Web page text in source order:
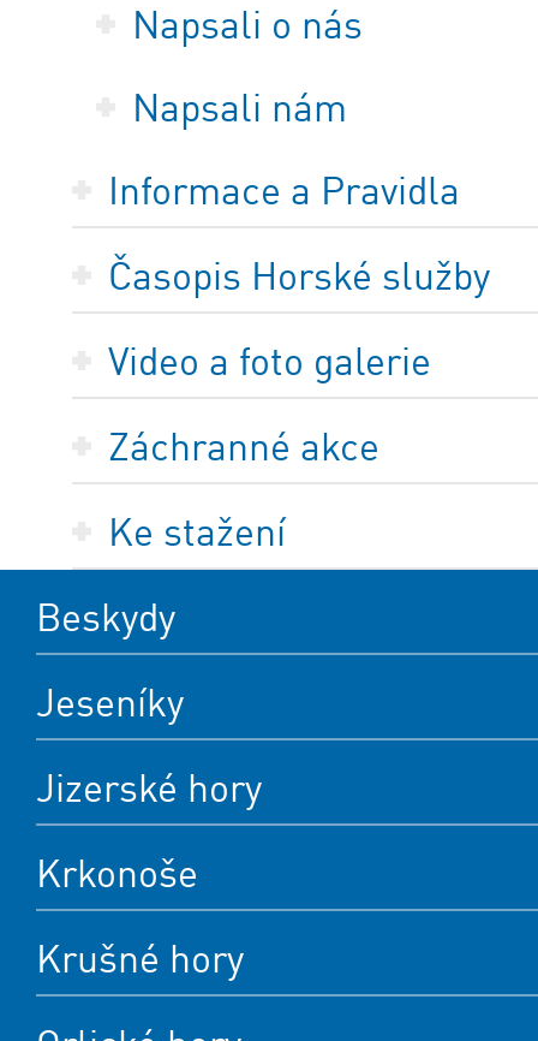
Napsali o nás
Napsali nám
Informace a Pravidla
Časopis Horské služby
Video a foto galerie
Záchranné akce
Ke stažení
Beskydy
Jeseníky
Jizerské hory
Krkonoše
Krušné hory